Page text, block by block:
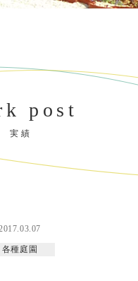
post
実 績
各種庭園